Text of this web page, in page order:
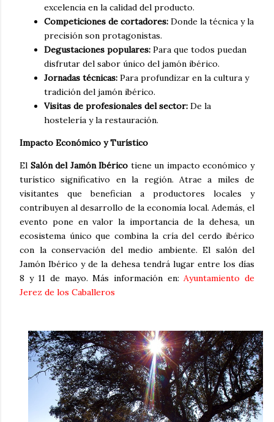
excelencia en la calidad del producto.
Competiciones de cortadores: Donde la técnica y la
precisión son protagonistas.
Degustaciones populares: Para que todos puedan
disfrutar del sabor único del jamón ibérico.
Jornadas técnicas: Para profundizar en la cultura y
tradición del jamón ibérico.
Visitas de profesionales del sector: De la
hostelería y la restauración.
Impacto Económico y Turístico
El Salón del Jamón Ibérico tiene un impacto económico y
turístico significativo en la región. Atrae a miles de
visitantes que benefician a productores locales y
contribuyen al desarrollo de la economía local. Además, el
evento pone en valor la importancia de la dehesa, un
ecosistema único que combina la cría del cerdo ibérico
con la conservación del medio ambiente. El salón del
Jamón Ibérico y de la dehesa tendrá lugar entre los días
8 y 11 de mayo. Más información en:Ayuntamiento de
Jerez de los Caballeros